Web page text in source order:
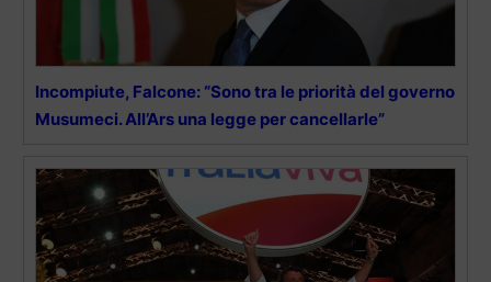
Incompiute, Falcone: “Sono tra le priorità del governo
Musumeci. All’Ars una legge per cancellarle”